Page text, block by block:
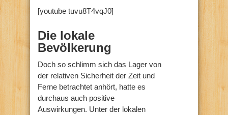
[youtube tuvu8T4vqJ0]
Die lokale
Bevölkerung
Doch so schlimm sich das Lager von
der relativen Sicherheit der Zeit und
Ferne betrachtet anhört, hatte es
durchaus auch positive
Auswirkungen. Unter der lokalen